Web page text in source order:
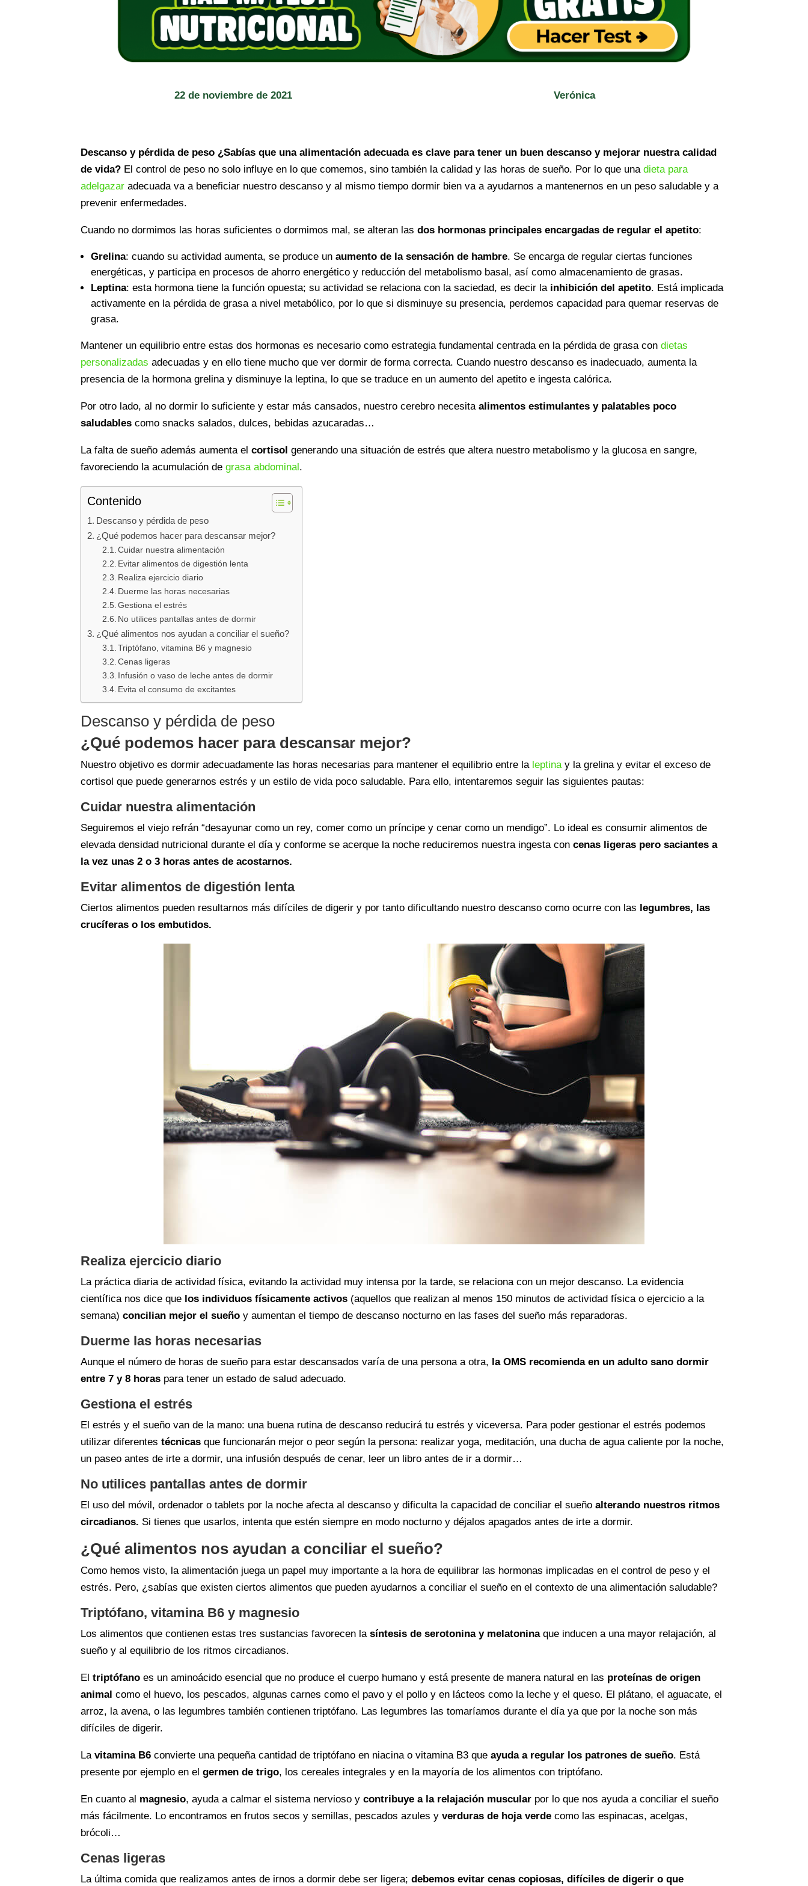
22 de noviembre de 2021 Verónica
Descanso y pérdida de peso ¿Sabías que una alimentación adecuada es clave para tener un buen descanso y mejorar nuestra calidad
de vida? El control de peso no solo influye en lo que comemos, sino también la calidad y las horas de sueño. Por lo que unadieta para
adelgazar adecuada va a beneficiar nuestro descanso y al mismo tiempo dormir bien va a ayudarnos a mantenernos en un peso saludable y a
prevenir enfermedades.
Cuando no dormimos las horas suficientes o dormimos mal, se alteran lasdos hormonas principales encargadas de regular el apetito:
Grelina: cuando su actividad aumenta, se produce unaumento de la sensación de hambre. Se encarga de regular ciertas funciones
energéticas, y participa en procesos de ahorro energético y reducción del metabolismo basal, así como almacenamiento de grasas.
Leptina: esta hormona tiene la función opuesta; su actividad se relaciona con la saciedad, es decir la inhibición del apetito. Está implicada
activamente en la pérdida de grasa a nivel metabólico, por lo que si disminuye su presencia, perdemos capacidad para quemar reservas de
grasa.
Mantener un equilibrio entre estas dos hormonas es necesario como estrategia fundamental centrada en la pérdida de grasa condietas
personalizadas adecuadas y en ello tiene mucho que ver dormir de forma correcta. Cuando nuestro descanso es inadecuado, aumenta la
presencia de la hormona grelina y disminuye la leptina, lo que se traduce en un aumento del apetito e ingesta calórica.
Por otro lado, al no dormir lo suficiente y estar más cansados, nuestro cerebro necesitaalimentos estimulantes y palatables poco
saludables como snacks salados, dulces, bebidas azucaradas…
La falta de sueño además aumenta elcortisolgenerando una situación de estrés que altera nuestro metabolismo y la glucosa en sangre,
favoreciendo la acumulación degrasa abdominal .
Contenido
Descanso y pérdida de peso
¿Qué podemos hacer para descansar mejor?
Cuidar nuestra alimentación
Evitar alimentos de digestión lenta
Realiza ejercicio diario
Duerme las horas necesarias
Gestiona el estrés
No utilices pantallas antes de dormir
¿Qué alimentos nos ayudan a conciliar el sueño?
Triptófano, vitamina B6 y magnesio
Cenas ligeras
Infusión o vaso de leche antes de dormir
Evita el consumo de excitantes
Descanso y pérdida de peso
¿Qué podemos hacer para descansar mejor?
Nuestro objetivo es dormir adecuadamente las horas necesarias para mantener el equilibrio entre la leptinay la grelina y evitar el exceso de
cortisol que puede generarnos estrés y un estilo de vida poco saludable. Para ello, intentaremos seguir las siguientes pautas:
Cuidar nuestra alimentación
Seguiremos el viejo refrán “desayunar como un rey, comer como un príncipe y cenar como un mendigo”. Lo ideal es consumir alimentos de
elevada densidad nutricional durante el día y conforme se acerque la noche reduciremos nuestra ingesta concenas ligeras pero saciantes a
la vez unas 2 o 3 horas antes de acostarnos.
Evitar alimentos de digestión lenta
Ciertos alimentos pueden resultarnos más difíciles de digerir y por tanto dificultando nuestro descanso como ocurre con las legumbres, las
crucíferas o los embutidos.
Realiza ejercicio diario
La práctica diaria de actividad física, evitando la actividad muy intensa por la tarde, se relaciona con un mejor descanso. La evidencia
científica nos dice que los individuos físicamente activos (aquellos que realizan al menos 150 minutos de actividad física o ejercicio a la
semana) concilian mejor el sueño y aumentan el tiempo de descanso nocturno en las fases del sueño más reparadoras.
Duerme las horas necesarias
Aunque el número de horas de sueño para estar descansados varía de una persona a otra, la OMS recomienda en un adulto sano dormir
entre 7 y 8 horas para tener un estado de salud adecuado.
Gestiona el estrés
El estrés y el sueño van de la mano: una buena rutina de descanso reducirá tu estrés y viceversa. Para poder gestionar el estrés podemos
utilizar diferentestécnicas que funcionarán mejor o peor según la persona: realizar yoga, meditación, una ducha de agua caliente por la noche,
un paseo antes de irte a dormir, una infusión después de cenar, leer un libro antes de ir a dormir…
No utilices pantallas antes de dormir
El uso del móvil, ordenador o tablets por la noche afecta al descanso y dificulta la capacidad de conciliar el sueñoalterando nuestros ritmos
circadianos. Si tienes que usarlos, intenta que estén siempre en modo nocturno y déjalos apagados antes de irte a dormir.
¿Qué alimentos nos ayudan a conciliar el sueño?
Como hemos visto, la alimentación juega un papel muy importante a la hora de equilibrar las hormonas implicadas en el control de peso y el
estrés. Pero, ¿sabías que existen ciertos alimentos que pueden ayudarnos a conciliar el sueño en el contexto de una alimentación saludable?
Triptófano, vitamina B6 y magnesio
Los alimentos que contienen estas tres sustancias favorecen lasíntesis de serotonina y melatoninaque inducen a una mayor relajación, al
sueño y al equilibrio de los ritmos circadianos.
Eltriptófano es un aminoácido esencial que no produce el cuerpo humano y está presente de manera natural en las proteínas de origen
animal como el huevo, los pescados, algunas carnes como el pavo y el pollo y en lácteos como la leche y el queso. El plátano, el aguacate, el
arroz, la avena, o las legumbres también contienen triptófano. Las legumbres las tomaríamos durante el día ya que por la noche son más
difíciles de digerir.
Lavitamina B6convierte una pequeña cantidad de triptófano en niacina o vitamina B3 queayuda a regular los patrones de sueño. Está
presente por ejemplo en elgermen de trigo, los cereales integrales y en la mayoría de los alimentos con triptófano.
En cuanto al magnesio, ayuda a calmar el sistema nervioso ycontribuye a la relajación muscular por lo que nos ayuda a conciliar el sueño
más fácilmente. Lo encontramos en frutos secos y semillas, pescados azules yverduras de hoja verde como las espinacas, acelgas,
brócoli…
Cenas ligeras
La última comida que realizamos antes de irnos a dormir debe ser ligera;debemos evitar cenas copiosas, difíciles de digerir o que